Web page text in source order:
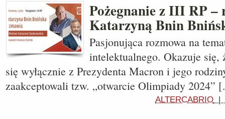
Pożegnanie z III RP –
Katarzyną Bnin
Pasjonująca rozmowa na
intelektualnego. Okazuje się,
się wyłącznie z Prezydenta Macron i jego
zaakceptowali tzw. „otwarcie Olimpiady 2024”
ALTERCABRIO |